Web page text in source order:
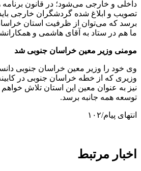
داخلی و خارجی می‌شود؛ در قانون
برسد که می‌توان از ظرفیت استان
ما هم در ستاد به آقای هاشمی و
مومنی وزیر معین خراسان جنوبی شد
وزیری که از خطه خراسان جنوبی در
نیز به عنوان معین این استان تلاش
توسعه همه جانبه برسد.
انتهای پیام/۱۰۲
اخبار مرتبط